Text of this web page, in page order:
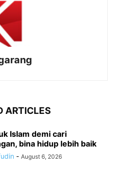
ARTICLES
Islam demi cari
bina hidup lebih baik
- August 6, 2026